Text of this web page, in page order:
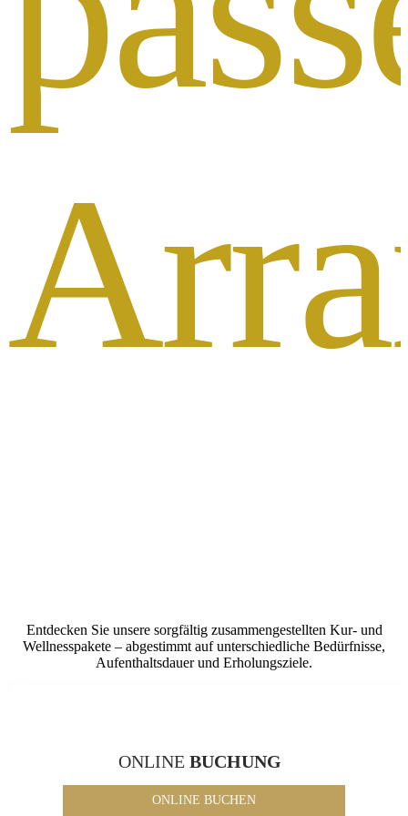
Entdecken Sie unsere sorgfältig zusammengestellten Kur- und
Wellnesspakete – abgestimmt auf unterschiedliche Bedürfnisse,
Aufenthaltsdauer und Erholungsziele.
ONLINE BUCHUNG
ONLINE BUCHEN